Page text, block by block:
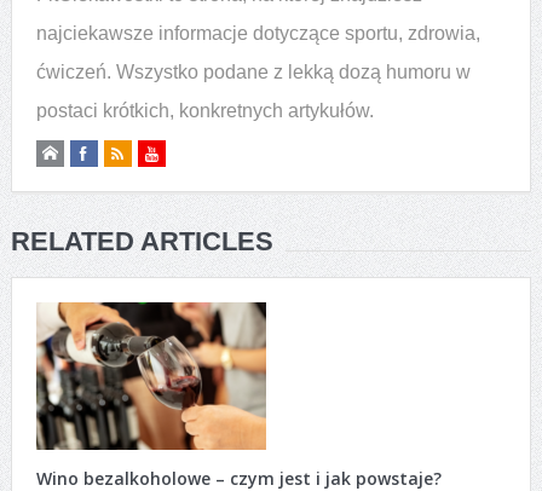
najciekawsze informacje dotyczące sportu, zdrowia,
ćwiczeń. Wszystko podane z lekką dozą humoru w
postaci krótkich, konkretnych artykułów.
RELATED ARTICLES
Wino bezalkoholowe – czym jest i jak powstaje?